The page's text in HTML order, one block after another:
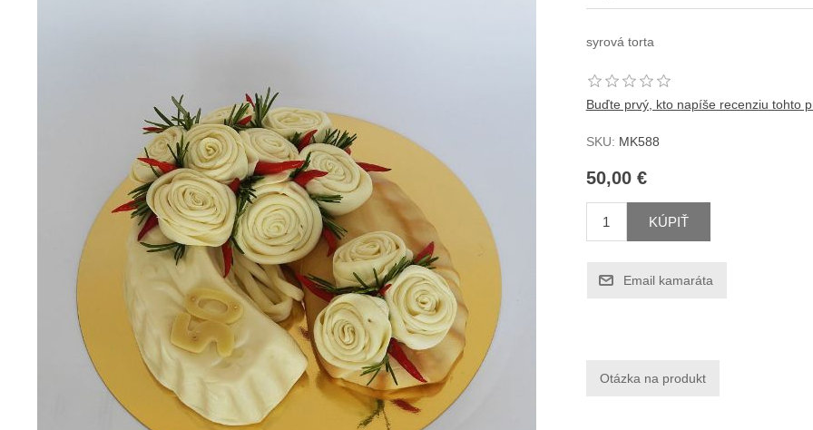
syrová torta
Buďte prvý, kto napíše recenziu tohto
SKU: MK588
50,00 €
KÚPIŤ
Email kamaráta